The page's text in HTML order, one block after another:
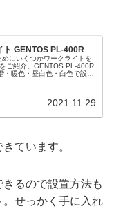
ト GENTOS PL-400R
にいくつかワークライトを
ご紹介。GENTOS PL-400R
暖色・昼白色・白色で設定
2021.11.29
ています。
るので設置方法も
せっかく手に入れ